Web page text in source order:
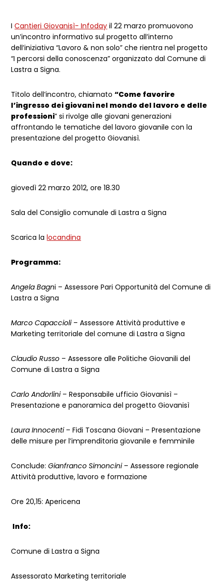
ICantieri Giovanisì- Infoday il 22 marzo promuovono
un’incontro informativo sul progetto all’interno
dell’iniziativa “Lavoro & non solo” che rientra nel progetto
“I percorsi della conoscenza” organizzato dal Comune di
Lastra a Signa.
Titolo dell’incontro, chiamato“Come favorire
l’ingresso dei giovani nel mondo del lavoro e delle
professioni” si rivolge alle giovani generazioni
affrontando le tematiche del lavoro giovanile con la
presentazione del progetto Giovanisì.
Quando e dove:
giovedì 22 marzo 2012, ore 18.30
Sala del Consiglio comunale di Lastra a Signa
Scarica lalocandina
Programma:
Angela Bagni – Assessore Pari Opportunità del Comune di
Lastra a Signa
Marco Capaccioli– Assessore Attività produttive e
Marketing territoriale del comune di Lastra a Signa
Claudio Russo – Assessore alle Politiche Giovanili del
Comune di Lastra a Signa
Carlo Andorlini– Responsabile ufficio Giovanisì –
Presentazione e panoramica del progetto Giovanisì
Laura Innocenti– Fidi Toscana Giovani – Presentazione
delle misure per l’imprenditoria giovanile e femminile
Conclude:Gianfranco Simoncini– Assessore regionale
Attività produttive, lavoro e formazione
Ore 20,15: Apericena
Info:
Comune di Lastra a Signa
Assessorato Marketing territoriale